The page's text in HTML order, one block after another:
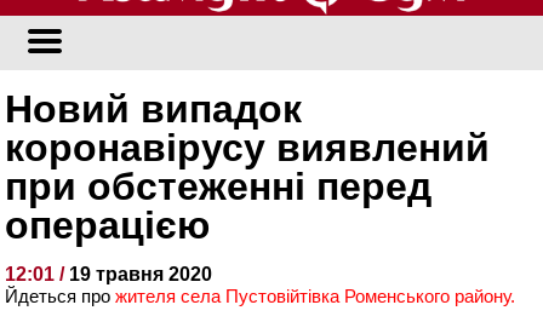
Новий випадок
коронавірусу виявлений
при обстеженні перед
операцією
12:01 / 19 травня 2020
Йдеться прожителя села Пустовійтівка Роменського району.